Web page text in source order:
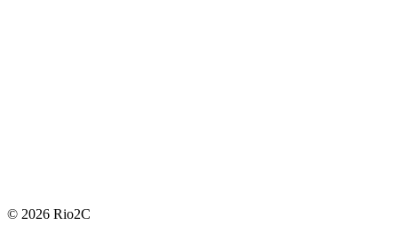
© 2026 Rio2C